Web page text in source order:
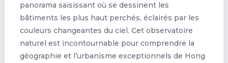
panorama saisissant où se dessinent les
bâtiments les plus haut perchés, éclairés par les
couleurs changeantes du ciel. Cet observatoire
naturel est incontournable pour comprendre la
géographie et l’urbanisme exceptionnels de Hong